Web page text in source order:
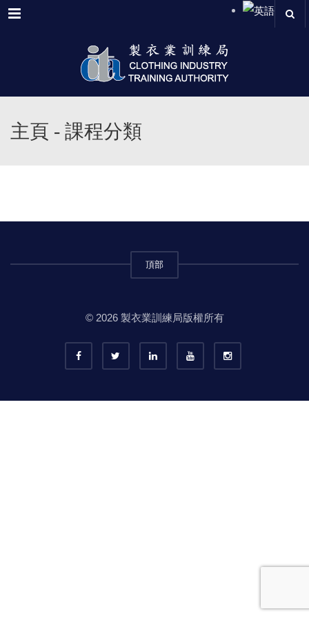
Menu
主頁 - 課程分類
頂部
© 2026 製衣業訓練局版權所有